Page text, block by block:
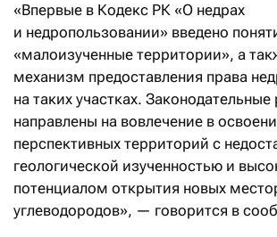
«Впервые в Кодекс РК «О недрах
и недропользовании» введено
«малоизученные территории», а
механизм предоставления права
на таких участках.
направлены на вовлечение в
перспективных территорий с
геологической изученностью и
потенциалом открытия новых
углеводородов», — говорится в